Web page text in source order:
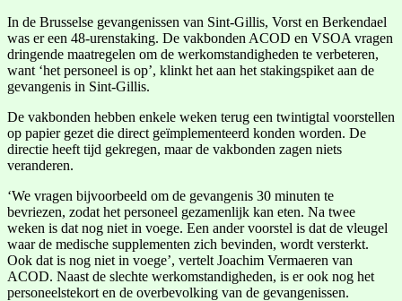
In de Brusselse gevangenissen van Sint-Gillis, Vorst en Berkendael
was er een 48-urenstaking. De vakbonden ACOD en VSOA vragen
dringende maatregelen om de werkomstandigheden te verbeteren,
want ‘het personeel is op’, klinkt het aan het stakingspiket aan de
gevangenis in Sint-Gillis.
De vakbonden hebben enkele weken terug een twintigtal voorstellen
op papier gezet die direct geïmplementeerd konden worden. De
directie heeft tijd gekregen, maar de vakbonden zagen niets
veranderen.
‘We vragen bijvoorbeeld om de gevangenis 30 minuten te
bevriezen, zodat het personeel gezamenlijk kan eten. Na twee
weken is dat nog niet in voege. Een ander voorstel is dat de vleugel
waar de medische supplementen zich bevinden, wordt versterkt.
Ook dat is nog niet in voege’, vertelt Joachim Vermaeren van
ACOD. Naast de slechte werkomstandigheden, is er ook nog het
personeelstekort en de overbevolking van de gevangenissen.